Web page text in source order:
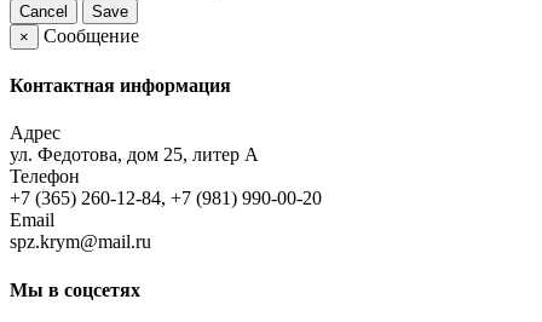
Cancel
Save
×
Сообщение
Контактная информация
Адрес
ул. Федотова, дом 25, литер А
Телефон
+7 (365) 260-12-84, +7 (981) 990-00-20
Email
spz.krym@mail.ru
Мы в соцсетях